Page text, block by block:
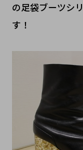
の足袋ブーツシ
す！